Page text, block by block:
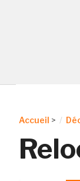
Accueil >